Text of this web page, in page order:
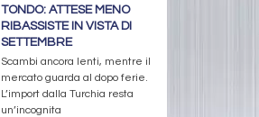
TONDO: ATTESE MENO
RIBASSISTE IN VISTA DI
SETTEMBRE
Scambi ancora lenti, mentre il
mercato guarda al dopo ferie.
L’import dalla Turchia resta
un’incognita